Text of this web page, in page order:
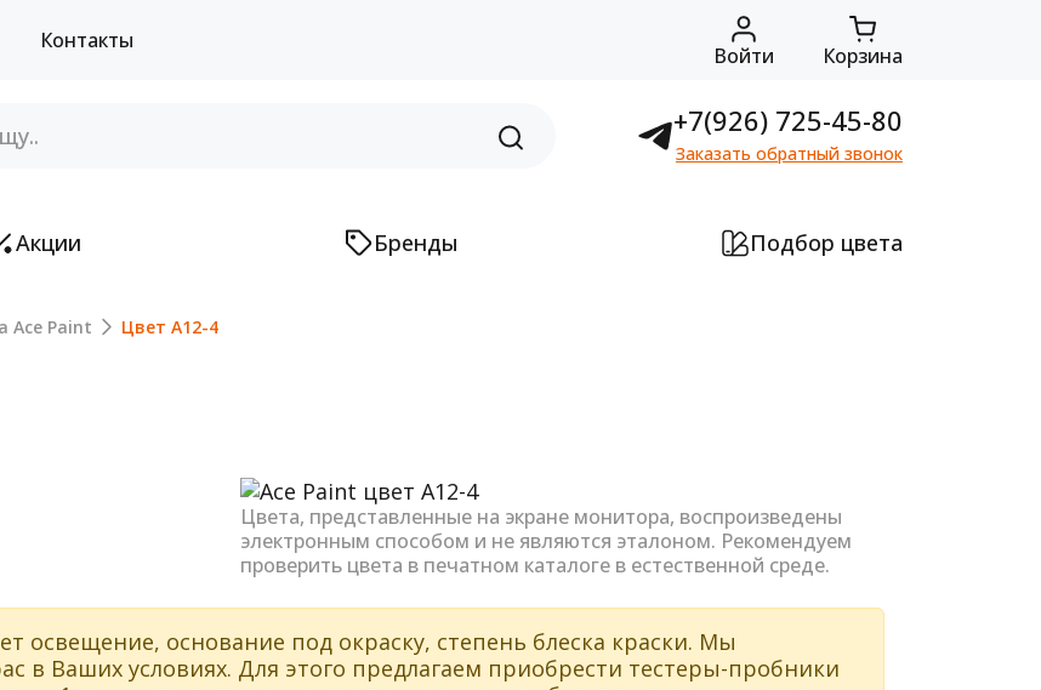
Контакты
Войти Корзина
+7(926) 725-45-80
Заказать обратный звонок
Акции Бренды Подбор цвета
Ace Paint Цвет A12-4
Цвета, представленные на экране монитора, воспроизведены
электронным способом и не являются эталоном. Рекомендуем
проверить цвета в печатном каталоге в естественной среде.
освещение, основание под окраску, степень блеска краски. Мы
в Ваших условиях. Для этого предлагаем приобрести тестеры-пробники